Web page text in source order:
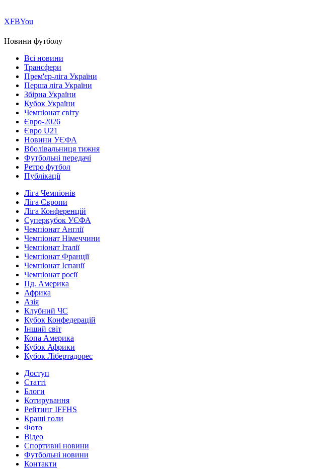
ХFBYou
Новини футболу
Всі новини
Трансфери
Прем'єр-ліга України
Перша ліга України
Збірна України
Кубок України
Чемпіонат світу
Євро-2026
Євро U21
Новини УЄФА
Вболівальниця тижня
Футбольні передачі
Ретро футбол
Публікації
Ліга Чемпіонів
Ліга Європи
Ліга Конференцій
Суперкубок УЄФА
Чемпіонат Англії
Чемпіонат Німеччини
Чемпіонат Італії
Чемпіонат Франції
Чемпіонат Іспанії
Чемпіонат росії
Пд. Америка
Африка
Азія
Клубний ЧС
Кубок Конфедерацій
Інший світ
Копа Америка
Кубок Африки
Кубок Лібертадорес
Доступ
Статті
Блоги
Котирування
Рейтинг IFFHS
Кращі голи
Фото
Відео
Спортивні новини
Футбольні новини
Контакти